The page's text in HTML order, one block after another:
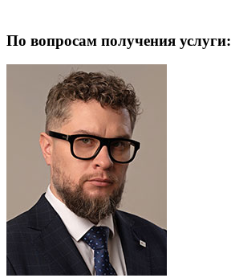
По вопросам получения услуги: